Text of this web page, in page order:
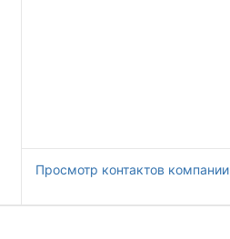
Просмотр контактов компании